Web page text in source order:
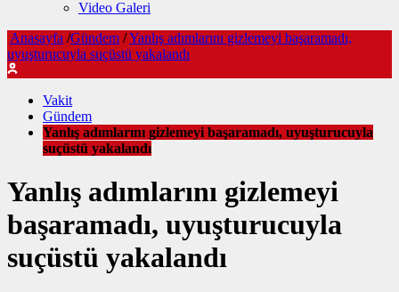
Video Galeri
Anasayfa /Gündem /Yanlış adımlarını gizlemeyi başaramadı,
uyuşturucuyla suçüstü yakalandı
Vakit
Gündem
Yanlış adımlarını gizlemeyi başaramadı, uyuşturucuyla
suçüstü yakalandı
Yanlış adımlarını gizlemeyi
başaramadı, uyuşturucuyla
suçüstü yakalandı